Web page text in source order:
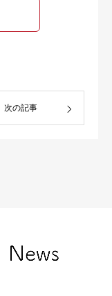
次の記事